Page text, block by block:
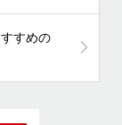
すめの